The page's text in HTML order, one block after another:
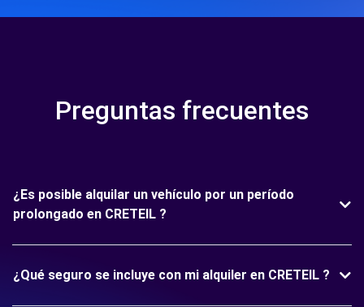
Preguntas frecuentes
¿Es posible alquilar un vehículo por un período
prolongado en CRETEIL ?
¿Qué seguro se incluye con mi alquiler en CRETEIL ?